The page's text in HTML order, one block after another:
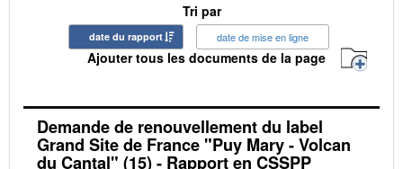
Tri par
date du rapport date de mise en ligne
Ajouter tous les documents de la page
Demande de renouvellement du label
Grand Site de France "Puy Mary - Volcan
du Cantal" (15) - Rapport en CSSPP